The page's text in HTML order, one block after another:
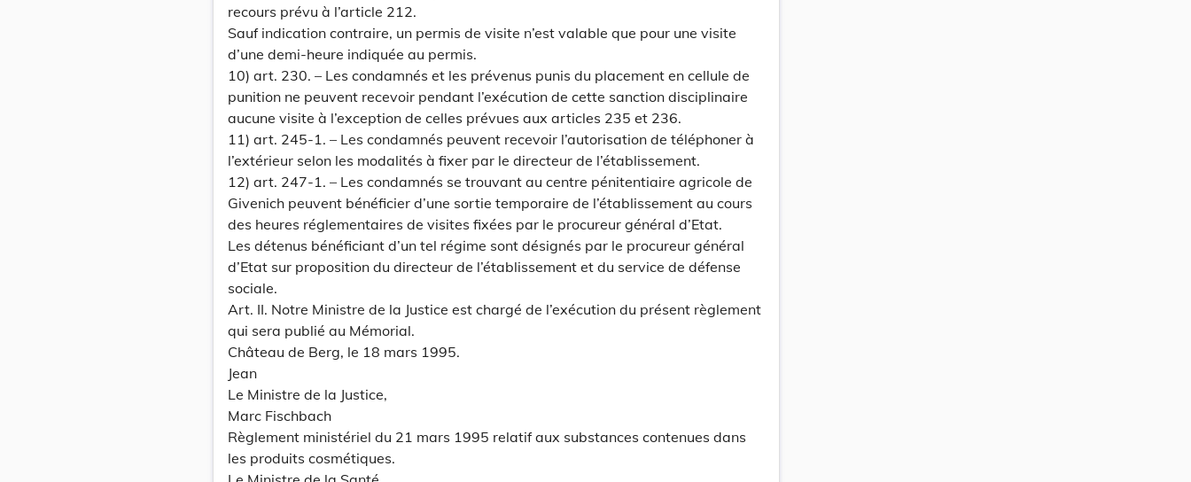
recours prévu à l’article 212.
Sauf indication contraire, un permis de visite n’est valable que pour une visite
d’une demi-heure indiquée au permis.
10) art. 230. – Les condamnés et les prévenus punis du placement en cellule de
punition ne peuvent recevoir pendant l’exécution de cette sanction disciplinaire
aucune visite à l’exception de celles prévues aux articles 235 et 236.
11) art. 245-1. – Les condamnés peuvent recevoir l’autorisation de téléphoner à
l’extérieur selon les modalités à fixer par le directeur de l’établissement.
12) art. 247-1. – Les condamnés se trouvant au centre pénitentiaire agricole de
Givenich peuvent bénéficier d’une sortie temporaire de l’établissement au cours
des heures réglementaires de visites fixées par le procureur général d’Etat.
Les détenus bénéficiant d’un tel régime sont désignés par le procureur général
d’Etat sur proposition du directeur de l’établissement et du service de défense
sociale.
Art. II. Notre Ministre de la Justice est chargé de l’exécution du présent règlement
qui sera publié au Mémorial.
Château de Berg, le 18 mars 1995.
Jean
Le Ministre de la Justice,
Marc Fischbach
Règlement ministériel du 21 mars 1995 relatif aux substances contenues dans
les produits cosmétiques.